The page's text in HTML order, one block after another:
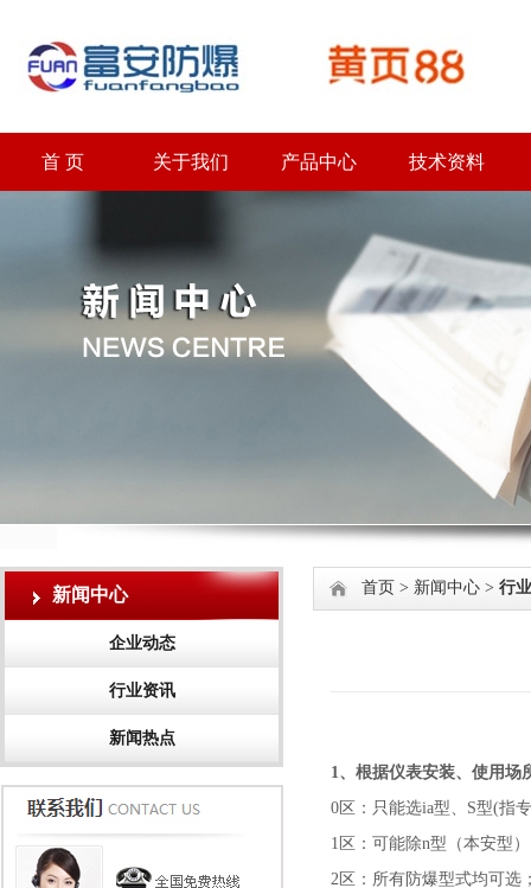
首 页 关于我们 产品中心 技术资料
新闻中心
企业动态
行业资讯
新闻热点
首页 > 新闻中心 > 行
1、根据仪表安装、使用场
0区：只能选ia型、S型(指
1区：可能除n型（本安型
2区：所有防爆型式均可选